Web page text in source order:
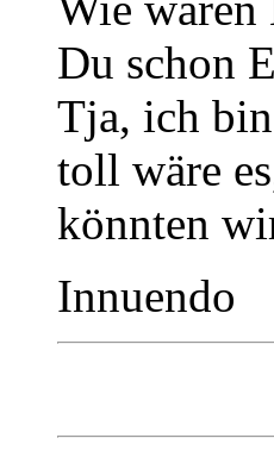
Du schon
Tja, ich
toll wäre
könnten
Innuendo